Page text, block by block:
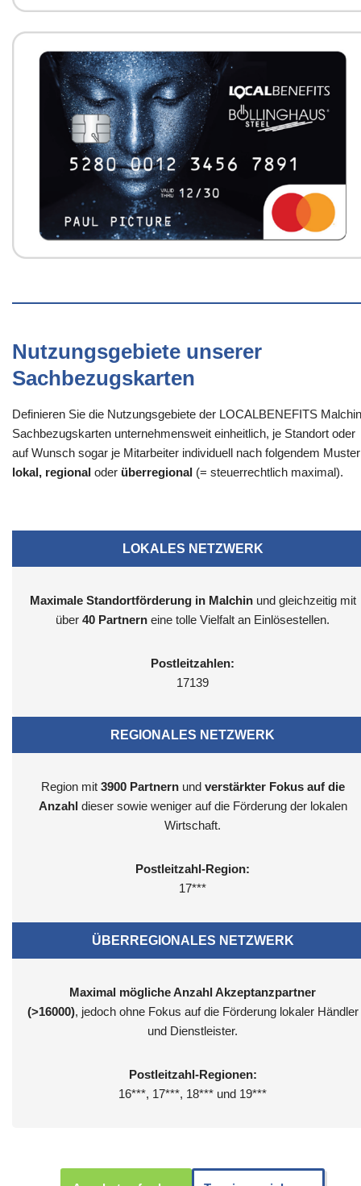
Nutzungsgebiete unserer
Sachbezugskarten
Definieren Sie die Nutzungsgebiete der LOCALBENEFITS
Sachbezugskarten unternehmensweit einheitlich, je Standort oder
auf Wunsch sogar je Mitarbeiter individuell nach folgendem
lokal, regional oder überregional (= steuerrechtlich maximal).
LOKALES NETZWERK
Maximale Standortförderung in Malchinund gleichzeitig mit
über 40 Partnern eine tolle Vielfalt an Einlösestellen.
Postleitzahlen:
17139
REGIONALES NETZWERK
Region mit 3900 Partnernund verstärkter Fokus auf die
Anzahl dieser sowie weniger auf die Förderung der lokalen
Wirtschaft.
Postleitzahl-Region:
17***
ÜBERREGIONALES NETZWERK
Maximal mögliche Anzahl Akzeptanzpartner
(>16000), jedoch ohne Fokus auf die Förderung lokaler Händler
und Dienstleister.
Postleitzahl-Regionen:
16***, 17***, 18*** und 19***